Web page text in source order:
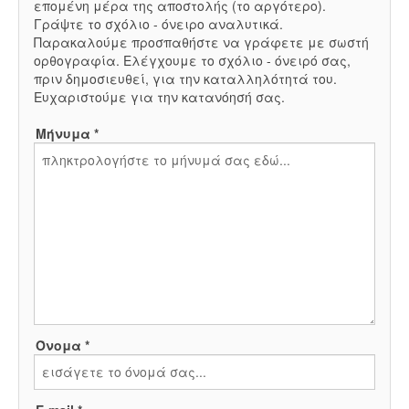
επομένη μέρα της αποστολής (το αργότερο).
Γράψτε το σχόλιο - όνειρο αναλυτικά.
Παρακαλούμε προσπαθήστε να γράφετε με σωστή
ορθογραφία. Ελέγχουμε το σχόλιο - όνειρό σας,
πριν δημοσιευθεί, για την καταλληλότητά του.
Ευχαριστούμε για την κατανόησή σας.
Μήνυμα *
Όνομα *